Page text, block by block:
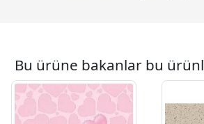
Bu ürüne bakanlar bu